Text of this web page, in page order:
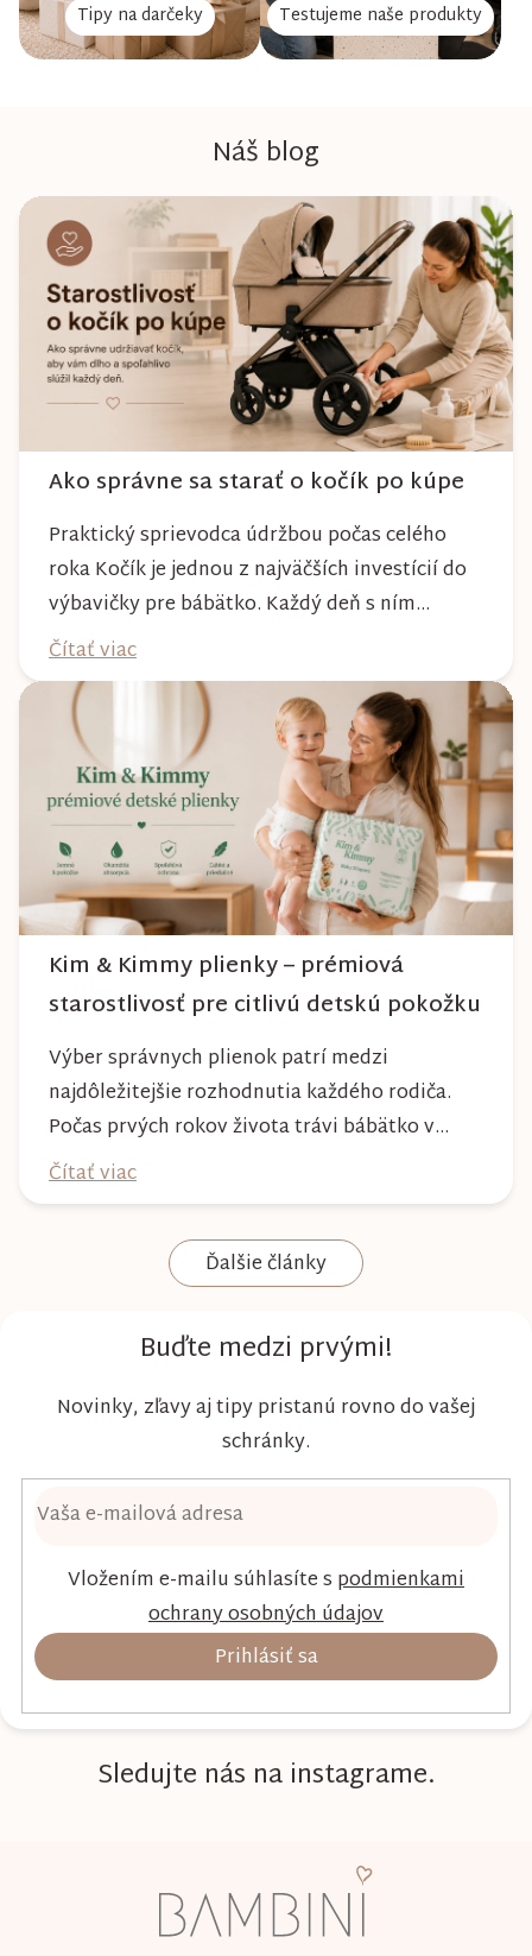
Tipy na darčeky Testujeme naše produkty
Náš blog
Ako správne sa starať o kočík po kúpe
Praktický sprievodca údržbou počas celého
roka Kočík je jednou z najväčších investícií do
výbavičky pre bábätko. Každý deň s ním
absolvujete prechádzky po meste, v parkoch,
na lesných chodníkoch aj počas nepriaznivého
počasia. Pravidelnou starostlivosťou si však
môžete byť istí, že vám bude spoľahlivo slúžiť
dlhé roky a zachová si svoj krásny vzhľ...
Čítať viac
Kim & Kimmy plienky – prémiová
starostlivosť pre citlivú detskú pokožku
Výber správnych plienok patrí medzi
najdôležitejšie rozhodnutia každého rodiča.
Počas prvých rokov života trávi bábätko v
plienke väčšinu dňa, preto by mala poskytovať
nielen spoľahlivú ochranu, ale aj maximálny
komfort a šetrnosť k citlivej pokožke. Plienky
Kim & Kimmy boli vyvinuté s dôrazom na
Čítať viac
Ďalšie články
Buďte medzi prvými!
Novinky, zľavy aj tipy pristanú rovno do vašej
schránky.
Vložením e-mailu súhlasíte s podmienkami
ochrany osobných údajov
Prihlásiť sa
Sledujte nás na instagrame.